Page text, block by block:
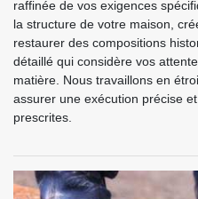
raffinée de vos exigences
la structure de votre maison,
restaurer des compositions
détaillé qui considère vos
matière. Nous travaillons en
assurer une exécution précise
prescrites.